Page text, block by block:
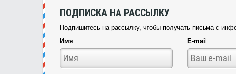
ПОДПИСКА НА РАССЫЛКУ
Подпишитесь на рассылку, чтобы получать письма с
Имя
E-mail